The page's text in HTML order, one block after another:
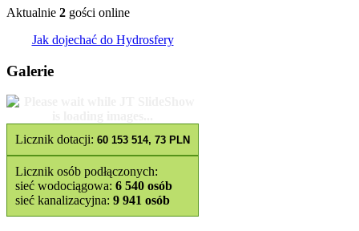
Aktualnie 2 gości online
Jak dojechać do Hydrosfery
Galerie
Licznik dotacji: 60 153 514, 73 PLN
Licznik osób podłączonych:
sieć wodociągowa: 6 540 osób
sieć kanalizacyjna: 9 941 osób